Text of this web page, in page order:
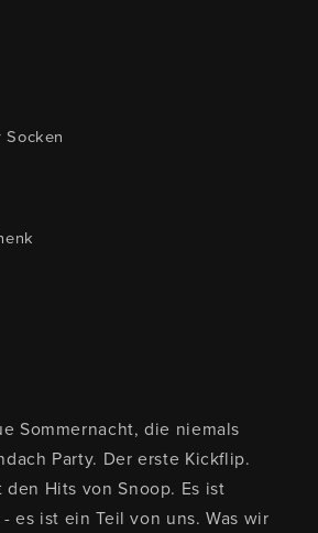
Sommernacht, die niemals
Party. Der erste Kickflip.
den Hits von Snoop. Es ist
es ist ein Teil von uns. Was wir